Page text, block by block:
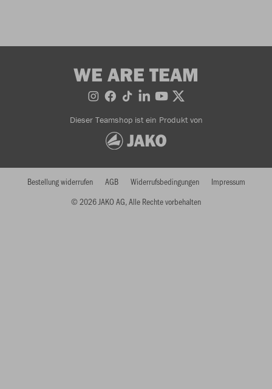
WE ARE TEAM
Dieser Teamshop ist ein Produkt von
© 2026 JAKO AG, Alle Rechte vorbehalten
Bestellung widerrufen AGB Widerrufsbedingungen Impressum